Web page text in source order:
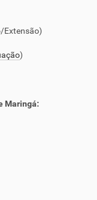
Extensão)
)
Maringá: